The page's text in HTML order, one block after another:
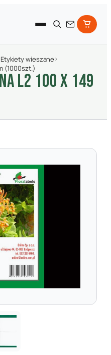
Etykiety wieszane›
(1000szt.)
L2 100 X 149